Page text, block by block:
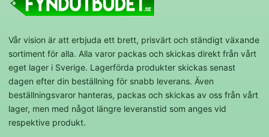
Vår vision är att erbjuda ett brett, prisvärt och ständigt växande
sortiment för alla. Alla varor packas och skickas direkt från vårt
eget lager i Sverige. Lagerförda produkter skickas senast
dagen efter din beställning för snabb leverans. Även
beställningsvaror hanteras, packas och skickas av oss från vårt
lager, men med något längre leveranstid som anges vid
respektive produkt.